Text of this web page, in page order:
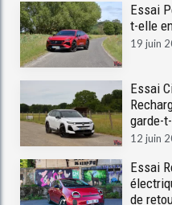
Essai
t-elle
19 juin
Essai
garde-
12 juin
Essai
de